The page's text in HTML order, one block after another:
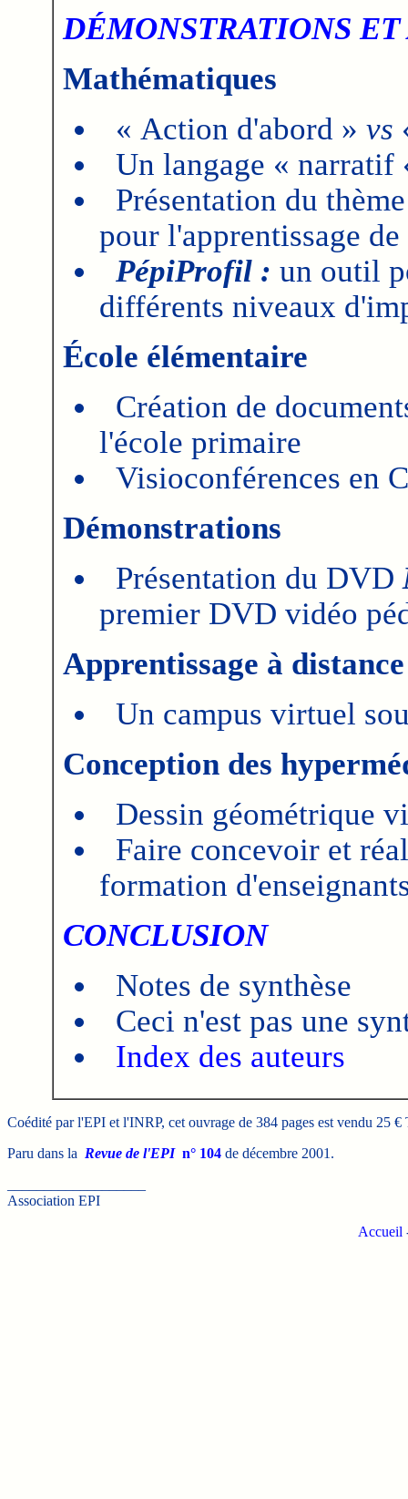
DÉMONSTRATIONS
Mathématiques
« Action d'abord » vs
Un langage «
Présentation du
pour l'apprentissage
PépiProfil : un outil
différents niveaux
École élémentaire
Création de
l'école primaire
Visioconférences en
Démonstrations
Présentation du DVD
premier DVD vidéo
Apprentissage à distance
Un campus virtuel
Conception des
Dessin géométrique
Faire concevoir et
formation
CONCLUSION
Notes de synthèse
Ceci n'est pas une
Index des auteurs
Coédité par l'EPI et l'INRP, cet ouvrage de 384 pages est vendu 25
Paru dans la Revue de l'EPI n° 104 de décembre 2001.
Association EPI
Accueil